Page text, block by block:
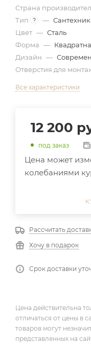
Страна
Тип
? —
Цвет — Сталь
Форма —
Дизайн —
Отверстия для
Все характеристики
12 200
под заказ
Цена может
колебаниями
Рассчитать
Хочу в подарок
Срок доставки
Цена действительна
отличаться от цены в
товаров могут
представленных на